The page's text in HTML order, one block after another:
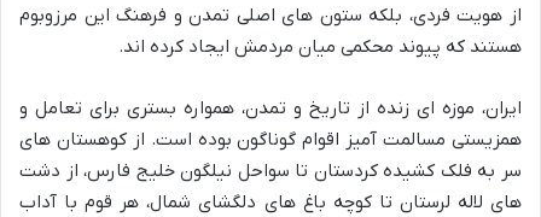
از هویت فردی، بلکه ستون های اصلی تمدن و فرهنگ این مرزوبوم
هستند که پیوند محکمی میان مردمش ایجاد کرده اند.
ایران، موزه ای زنده از تاریخ و تمدن، همواره بستری برای تعامل و
همزیستی مسالمت آمیز اقوام گوناگون بوده است. از کوهستان های
سر به فلک کشیده کردستان تا سواحل نیلگون خلیج فارس، از دشت
های لاله لرستان تا کوچه باغ های دلگشای شمال، هر قوم با آداب